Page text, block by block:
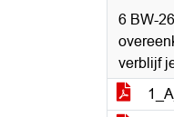
6 BW-
verblijf